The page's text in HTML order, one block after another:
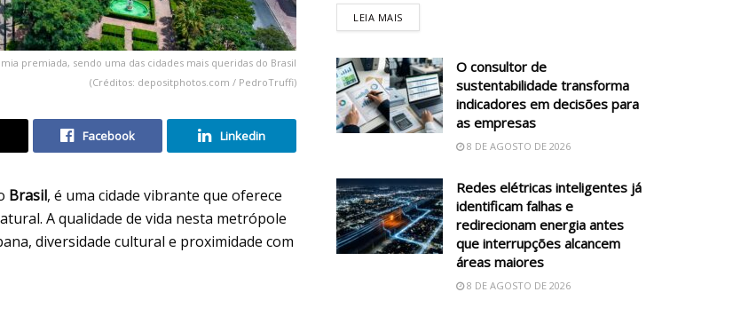
premiada, sendo uma das cidades mais queridas do Brasil
(Créditos: depositphotos.com / PedroTruffi)
Facebook Linkedin
Brasil, é uma cidade vibrante que oferece
A qualidade de vida nesta metrópole
diversidade cultural e proximidade com
LEIA MAIS
O consultor de
sustentabilidade transforma
indicadores em decisões para
as empresas
8 DE AGOSTO DE 2026
Redes elétricas inteligentes já
identificam falhas e
redirecionam energia antes
que interrupções alcancem
áreas maiores
8 DE AGOSTO DE 2026